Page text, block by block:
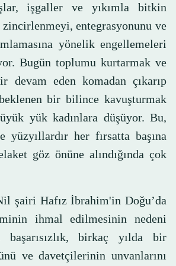
işgaller ve yıkımla bitkin
entegrasyonunu ve
yönelik engellemeleri
Bugün toplumu kurtarmak ve
devam eden komadan çıkarıp
bir bilince kavuşturmak
yük kadınlara düşüyor. Bu,
her fırsatta başına
göz önüne alındığında çok
şairi Hafız İbrahim'in Doğu’da
ihmal edilmesinin nedeni
başarısızlık, birkaç yılda bir
ve davetçilerinin unvanlarını